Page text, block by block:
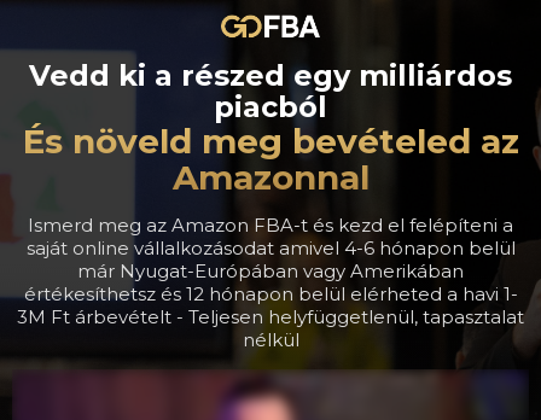
Vedd ki a részed egy milliárdos
piacból
És növeld meg bevételed az
Amazonnal
Ismerd meg az Amazon FBA-t és kezd el felépíteni a
saját online vállalkozásodat amivel 4-6 hónapon belül
már Nyugat-Európában vagy Amerikában
értékesíthetsz és 12 hónapon belül elérheted a havi 1-
3M Ft árbevételt - Teljesen helyfüggetlenül, tapasztalat
nélkül